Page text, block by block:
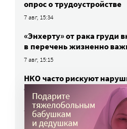
опрос о трудоустройстве
7 авг, 15:34
«Энхерту» от рака груди
в перечень жизненно
7 авг, 15:15
НКО часто рискуют
о персональных данных.
избежать?
7 авг, 13:13